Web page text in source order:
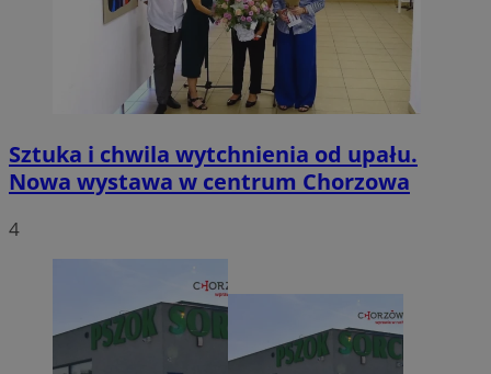
Sztuka i chwila wytchnienia od upału.
Nowa wystawa w centrum Chorzowa
4